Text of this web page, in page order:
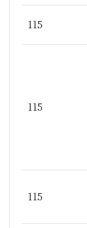
115
115
115